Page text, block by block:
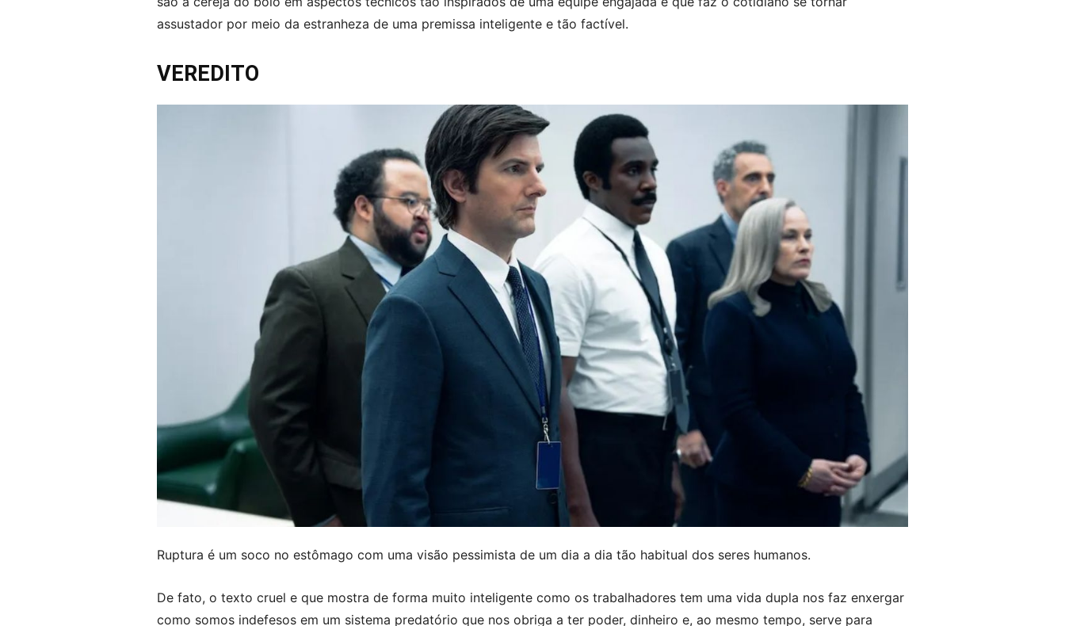
assustador por meio da estranheza de uma premissa inteligente e tão factível.
VEREDITO
Ruptura é um soco no estômago com uma visão pessimista de um dia a dia tão habitual dos seres humanos.
De fato, o texto cruel e que mostra de forma muito inteligente como os trabalhadores tem uma vida dupla nos faz enxergar
como somos indefesos em um sistema predatório que nos obriga a ter poder, dinheiro e, ao mesmo tempo, serve para